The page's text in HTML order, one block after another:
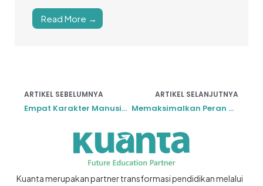
Read More →
ARTIKEL SEBELUMNYA
Empat Karakter Manusia FAST
ARTIKEL SELANJUTNYA
Memaksimalkan Peran Wali Kelas dalam Pendidikan Karakter
Kuanta merupakan partner transformasi pendidikan melalui